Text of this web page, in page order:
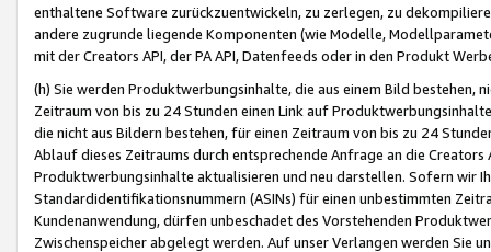
enthaltene Software zurückzuentwickeln, zu zerlegen, zu
andere zugrunde liegende Komponenten (wie Modelle,
mit der Creators API, der PA API, Datenfeeds oder in den Produkt
(h) Sie werden Produktwerbungsinhalte, die aus einem Bild bestehen,
Zeitraum von bis zu 24 Stunden einen Link auf
die nicht aus Bildern bestehen, für einen Zeitraum von bis zu 24
Ablauf dieses Zeitraums durch entsprechende Anfrage an die
Produktwerbungsinhalte aktualisieren und neu darstellen. Sofern wir
Standardidentifikationsnummern (ASINs) für einen unbestimmten
Kundenanwendung, dürfen unbeschadet des Vorstehenden
Zwischenspeicher abgelegt werden. Auf unser Verlangen werden Sie